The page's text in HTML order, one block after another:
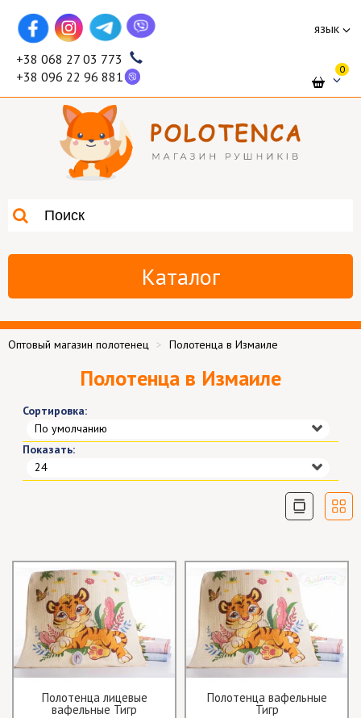
язык
+38 068 27 03 773
+38 096 22 96 881
0
Каталог
Оптовый магазин полотенец Полотенца в Измаиле
Полотенца в Измаиле
Сортировка:
По умолчанию
Показать:
24
Полотенца лицевые
вафельные Тигр
Полотенца вафельные
Тигр